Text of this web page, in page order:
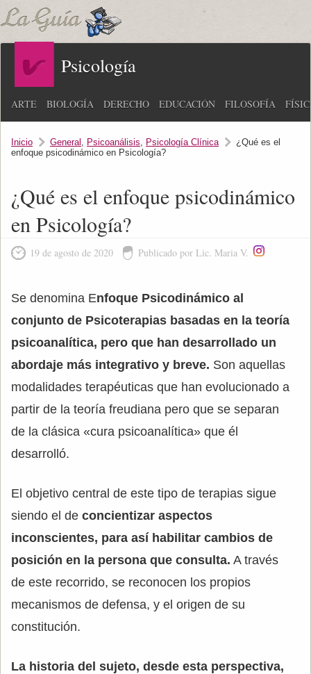
Psicología
ARTE BIOLOGÍA DERECHO EDUCACIÓN FILOSOFÍA
Inicio General , Psicoanálisis, Psicología Clínica
¿Qué es el
enfoque psicodinámico en Psicología?
¿Qué es el enfoque psicodinámico
en Psicología?
19 de agosto de 2020 Publicado por Lic. Maria V.
Se denomina Enfoque Psicodinámico al
conjunto de Psicoterapias basadas en la teoría
psicoanalítica, pero que han desarrollado un
abordaje más integrativo y breve. Son aquellas
modalidades terapéuticas que han evolucionado a
partir de la teoría freudiana pero que se separan
de la clásica «cura psicoanalítica» que él
desarrolló.
El objetivo central de este tipo de terapias sigue
siendo el de concientizar aspectos
inconscientes, para así habilitar cambios de
posición en la persona que consulta. A través
de este recorrido, se reconocen los propios
mecanismos de defensa, y el origen de su
constitución.
La historia del sujeto, desde esta perspectiva,